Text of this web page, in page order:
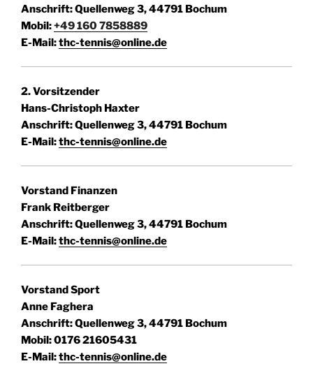
Anschrift: Quellenweg 3, 44791 Bochum
Mobil:+49 160 7858889
E-Mail:thc-tennis@online.de
2. Vorsitzender
Hans-Christoph Haxter
Anschrift: Quellenweg 3, 44791 Bochum
E-Mail:thc-tennis@online.de
Vorstand Finanzen
Frank Reitberger
Anschrift: Quellenweg 3, 44791 Bochum
E-Mail:thc-tennis@online.de
Vorstand Sport
Anne Faghera
Anschrift: Quellenweg 3, 44791 Bochum
Mobil: 0176 21605431
E-Mail:thc-tennis@online.de